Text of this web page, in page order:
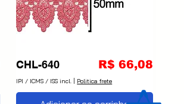
CHL-640 Preço
R$ 66,08
IPI / ICMS / ISS incl. Politica frete